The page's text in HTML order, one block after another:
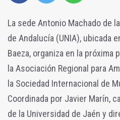
La sede Antonio Machado de
de Andalucía (UNIA), ubicada
Baeza, organiza en la próxima
la Asociación Regional para
la Sociedad Internacional de
Coordinada por Javier Marín,
de la Universidad de Jaén y